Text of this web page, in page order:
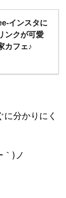
インスタに
ンクが可愛
カフェ♪
分かりにく
｀)ノ